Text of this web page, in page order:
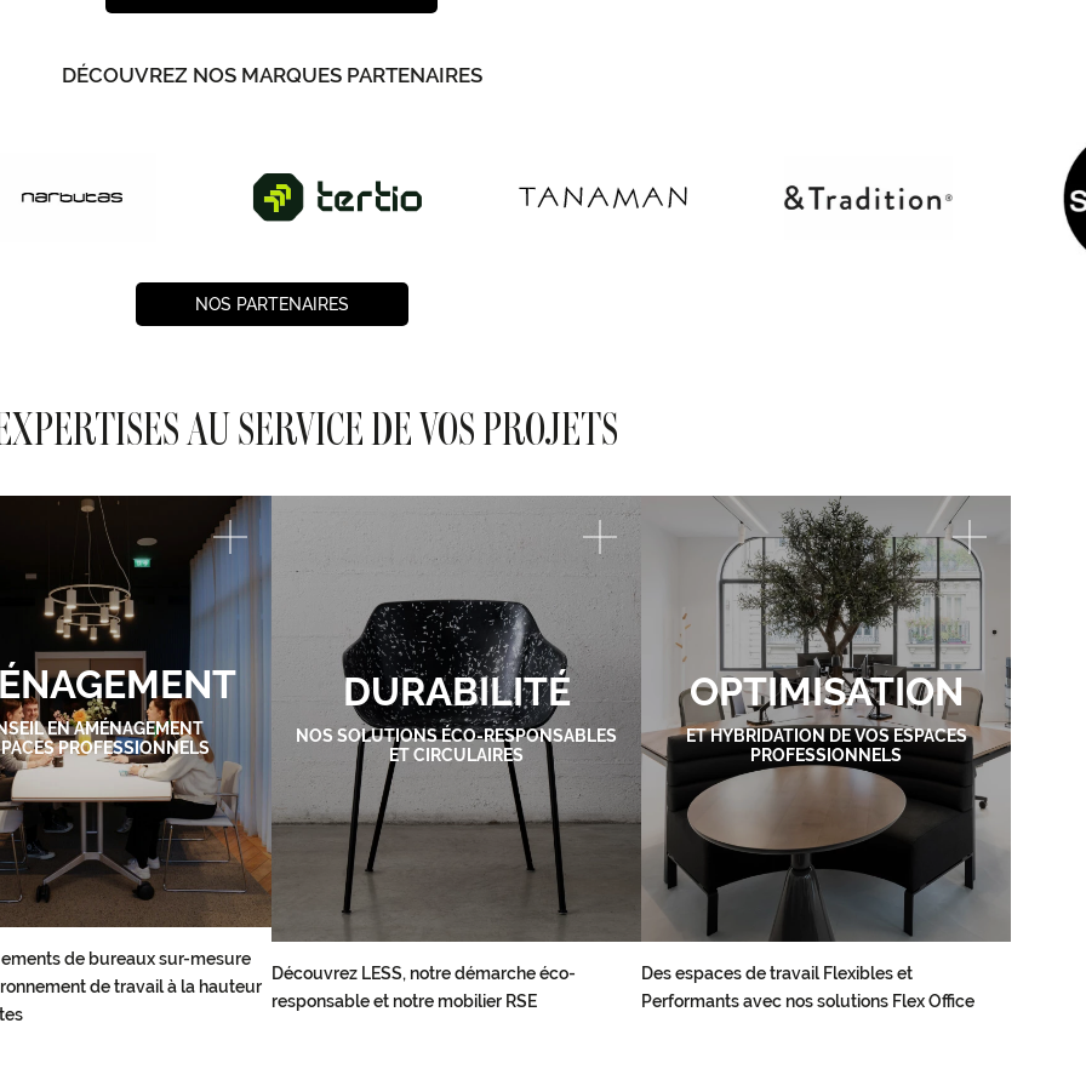
DÉCOUVREZ NOS MARQUES PARTENAIRES
NOS PARTENAIRES
AU SERVICE DE VOS PROJETS
EN AMÉNAGEMENT
PROFESSIONNELS
de bureaux sur-mesure
de travail à la hauteur
DURABILITÉ
NOS SOLUTIONS ÉCO-RESPONSABLES
ET CIRCULAIRES
Découvrez LESS, notre démarche éco-
responsable et notre mobilier RSE
OPTIMISATION
ET HYBRIDATION DE VOS ESPACES
PROFESSIONNELS
Des espaces de travail Flexibles et
Performants avec nos solutions Flex Office